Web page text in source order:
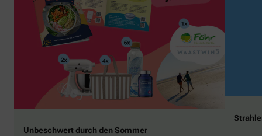
Unbeschwert durch den Sommer